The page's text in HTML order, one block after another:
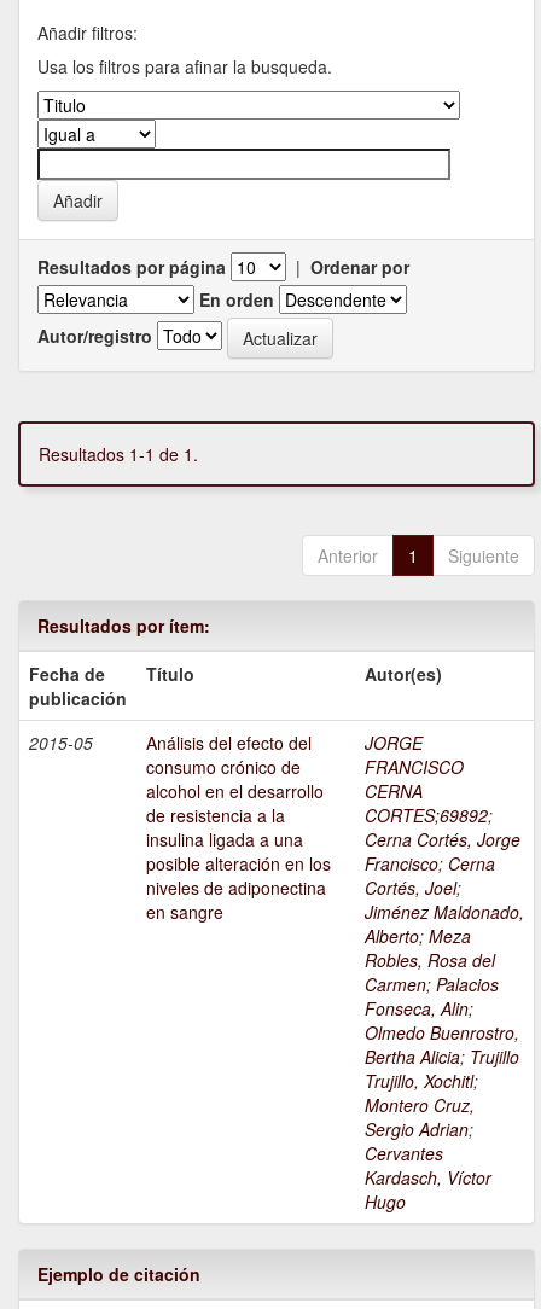
Añadir filtros:
Usa los filtros para afinar la busqueda.
Resultados por página | Ordenar por
En orden
Autor/registro
Resultados 1-1 de 1.
Anterior 1 Siguiente
Resultados por ítem:
Fecha de
publicación
Título Autor(es)
2015-05
Análisis del efecto del
consumo crónico de
alcohol en el desarrollo
de resistencia a la
insulina ligada a una
posible alteración en los
niveles de adiponectina
en sangre
JORGE
FRANCISCO
CERNA
CORTES;69892;
Cerna Cortés, Jorge
Francisco; Cerna
Cortés, Joel;
Jiménez Maldonado,
Alberto; Meza
Robles, Rosa del
Carmen; Palacios
Fonseca, Alin;
Olmedo Buenrostro,
Bertha Alicia; Trujillo
Trujillo, Xochitl;
Montero Cruz,
Sergio Adrian;
Cervantes
Kardasch, Víctor
Hugo
Ejemplo de citación